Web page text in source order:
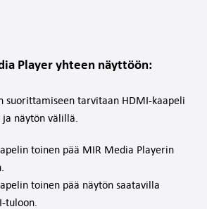
Player yhteen näyttöön:
suorittamiseen tarvitaan HDMI-kaapeli
näytön välillä.
toinen pää MIR Media Playerin
toinen pää näytön saatavilla
tuloon.